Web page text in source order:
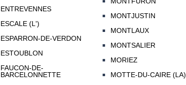
ENTREVENNES
ESCALE (L')
ESPARRON-DE-VERDON
ESTOUBLON
FAUCON-DE-
BARCELONNETTE
MONTJUSTIN
MONTLAUX
MONTSALIER
MORIEZ
MOTTE-DU-CAIRE (LA)